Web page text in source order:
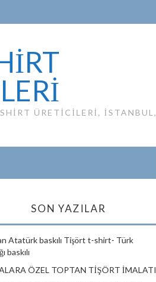
ÜRETICILERI, ISTANBUL,
SON YAZILAR
Atatürk baskılı Tişört t-shirt- Türk
baskılı
ÖZEL TOPTAN TİŞÖRT İMALATI